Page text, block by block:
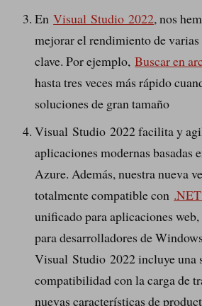
EnVisual Studio 2022, nos
mejorar el rendimiento de
clave. Por ejemplo,Buscar en
hasta tres veces más rápido
soluciones de gran tamaño
Visual Studio 2022 facilita y
aplicaciones modernas basadas
Azure. Además, nuestra nueva
totalmente compatible con
unificado para aplicaciones
para desarrolladores de
Visual Studio 2022 incluye una
compatibilidad con la carga de
nuevas características de